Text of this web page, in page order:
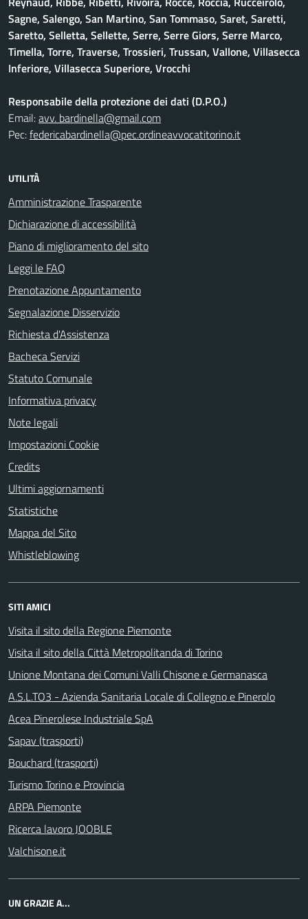
Sagne, Salengo, San Martino, San Tommaso, Saret, Saretti,
Saretto, Selletta, Sellette, Serre, Serre Giors, Serre Marco,
Timella, Torre, Traverse, Trossieri, Trussan, Vallone, Villasecca
Inferiore, Villasecca Superiore, Vrocchi
Responsabile della protezione dei dati (D.P.O.)
Email:avv. bardinella@gmail.com
Pec:federicabardinella@pec.ordineavvocatitorino.it
UTILITÀ
Amministrazione Trasparente
Dichiarazione di accessibilità
Piano di miglioramento del sito
Leggi le FAQ
Prenotazione Appuntamento
Segnalazione Disservizio
Richiesta d'Assistenza
Bacheca Servizi
Statuto Comunale
Informativa privacy
Note legali
Impostazioni Cookie
Credits
Ultimi aggiornamenti
Statistiche
Mappa del Sito
Whistleblowing
SITI AMICI
Visita il sito della Regione Piemonte
Visita il sito della Città Metropolitanda di Torino
Unione Montana dei Comuni Valli Chisone e Germanasca
A.S.L.TO3 - Azienda Sanitaria Locale di Collegno e Pinerolo
Acea Pinerolese Industriale SpA
Sapav (trasporti)
Bouchard (trasporti)
Turismo Torino e Provincia
ARPA Piemonte
Ricerca lavoro JOOBLE
Valchisone.it
UN GRAZIE A...